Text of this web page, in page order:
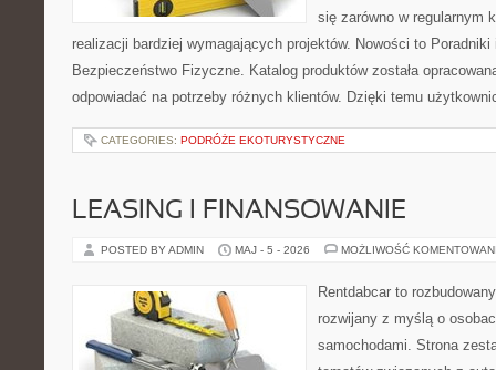
się zarówno w regularnym
realizacji bardziej wymagających projektów. Nowości to
Bezpieczeństwo Fizyczne. Katalog produktów została
odpowiadać na potrzeby różnych klientów. Dzięki temu
CATEGORIES: PODRÓŻE EKOTURYSTYCZNE
LEASING I FINANSOWANIE
POSTED BY ADMIN MAJ - 5 - 2026 MOŻLIWOŚĆ
Rentdabcar to
rozwijany z myślą o
samochodami. Strona